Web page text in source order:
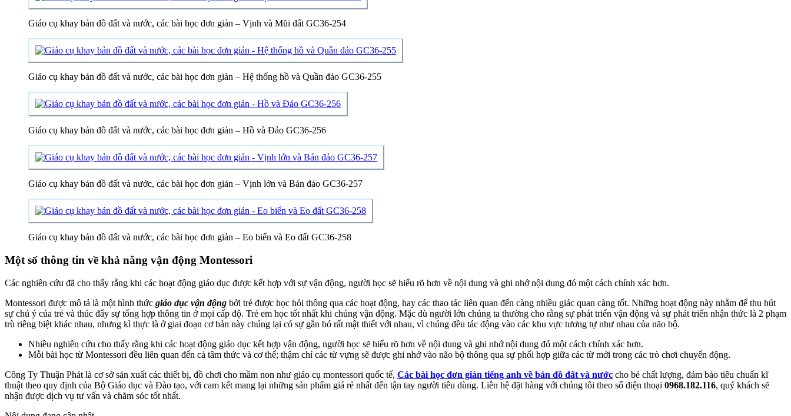
Giáo cụ khay bản đồ đất và nước, các bài học đơn giản – Vịnh và Mũi đất GC36-254
Giáo cụ khay bản đồ đất và nước, các bài học đơn giản – Hệ thống hồ và Quần đảo GC36-255
Giáo cụ khay bản đồ đất và nước, các bài học đơn giản – Hồ và Đảo GC36-256
Giáo cụ khay bản đồ đất và nước, các bài học đơn giản – Vịnh lớn và Bán đảo GC36-257
Giáo cụ khay bản đồ đất và nước, các bài học đơn giản – Eo biển và Eo đất GC36-258
Một số thông tin về khả năng vận động Montessori
Các nghiên cứu đã cho thấy rằng khi các hoạt động giáo dục được kết hợp với sự vận động, người học sẽ hiểu rõ hơn về nội dung và ghi nhớ nội dung đó một cách chính xác hơn.
Montessori được mô tả là một hình thức giáo dục vận động bởi trẻ được học hỏi thông qua các hoạt động, hay các thao tác liên quan đến càng nhiều giác quan càng tốt. Những hoạt động này nhằm để thu hút
sự chú ý của trẻ và thúc đẩy sự tổng hợp thông tin ở mọi cấp độ. Trẻ em học tốt nhất khi chúng vận động. Mặc dù người lớn chúng ta thường cho rằng sự phát triển vận động và sự phát triển nhận thức là 2 phạm
trù riêng biệt khác nhau, nhưng kì thực là ở giai đoạn cơ bản này chúng lại có sự gắn bó rất mật thiết với nhau, vì chúng đều tác động vào các khu vực tương tự như nhau của não bộ.
Nhiều nghiên cứu cho thấy rằng khi các hoạt động giáo dục kết hợp vận động, người học sẽ hiểu rõ hơn về nội dung và ghi nhớ nội dung đó một cách chính xác hơn.
Mỗi bài học từ Montessori đều liên quan đến cả tâm thức và cơ thể; thậm chí các từ vựng sẽ được ghi nhớ vào não bộ thông qua sự phối hợp giữa các từ mới trong các trò chơi chuyển động.
Công Ty Thuận Phát là cơ sở sản xuất các thiết bị, đồ chơi cho mầm non như giáo cụ montessori quốc tế, Các bài học đơn giản tiếng anh về bản đồ đất và nước cho bé chất lượng, đảm bảo tiêu chuẩn kĩ
thuật theo quy định của Bộ Giáo dục và Đào tạo, với cam kết mang lại những sản phẩm giá rẻ nhất đến tận tay người tiêu dùng. Liên hệ đặt hàng với chúng tôi theo số điện thoại 0968.182.116, quý khách sẽ
nhận được dịch vụ tư vấn và chăm sóc tốt nhất.